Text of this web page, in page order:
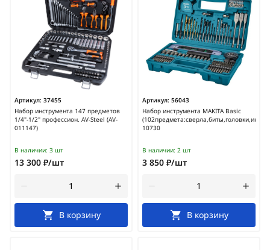
Артикул: 37455
Набор инструмента 147 предметов
1/4"-1/2" профессион. AV-Steel (AV-
011147)
В наличии: 3 шт
13 300 ₽/шт
В корзину
Артикул: 56043
Набор инструмента MAKITA Basic
10730
В наличии: 2 шт
3 850 ₽/шт
В корзину